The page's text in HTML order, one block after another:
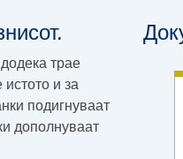
трае
и за
подигнуваат
дополнуваат